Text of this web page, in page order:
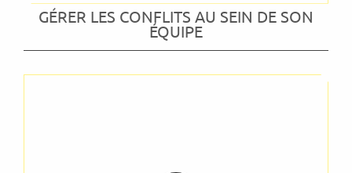
GÉRER LES CONFLITS AU SEIN DE SON
ÉQUIPE